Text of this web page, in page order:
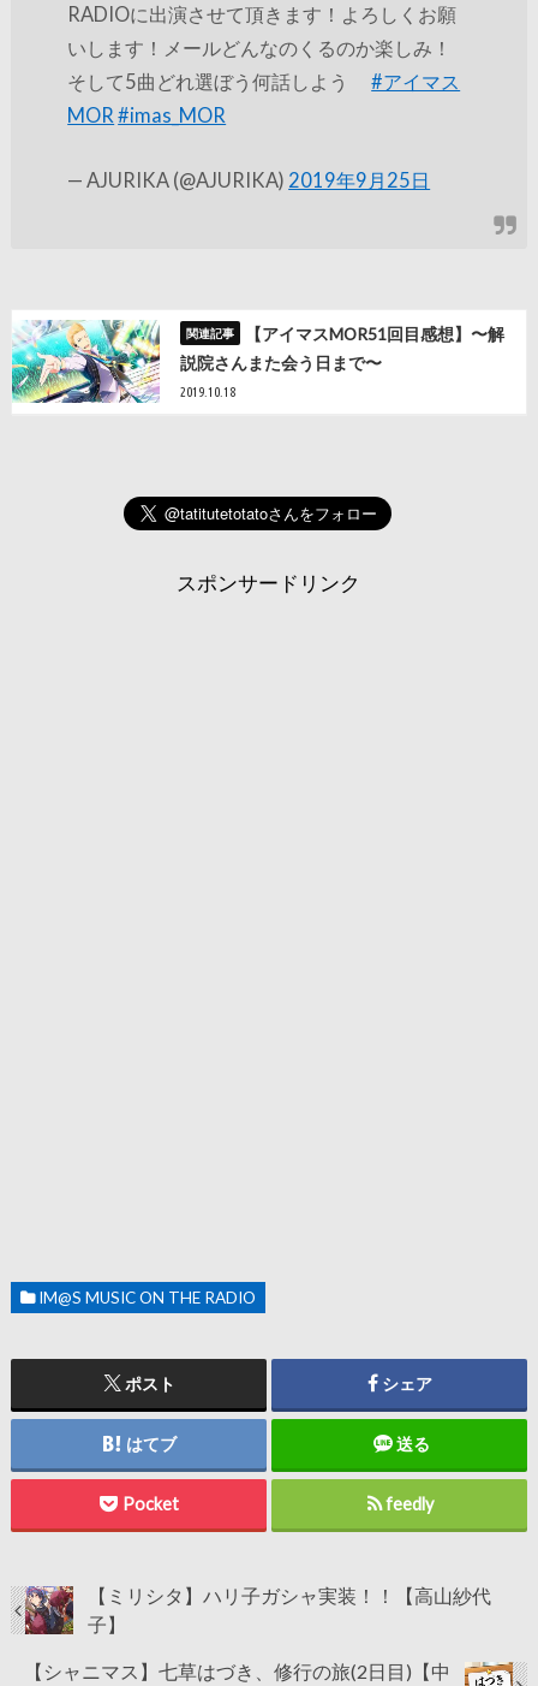
RADIOに出演させて頂きます！よろしくお願
いします！メールどんなのくるのか楽しみ！
そして5曲どれ選ぼう何話しよう#アイマス
MOR #imas_MOR
— AJURIKA (@AJURIKA) 2019年9月25日
【アイマスMOR51回目感想】〜解
説院さんまた会う日まで〜
2019.10.18
スポンサードリンク
IM@S MUSIC ON THE RADIO
ポスト シェア
はてブ 送る
Pocket feedly
【ミリシタ】ハリ子ガシャ実装！！【高山紗代
子】
【シャニマス】七草はづき、修行の旅(2日目)【中